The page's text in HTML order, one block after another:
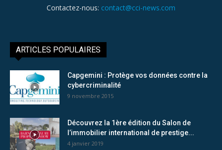
Contactez-nous: contact@cci-news.com
ARTICLES POPULAIRES
Capgemini : Protège vos données contre la
cybercriminalité
9 novembre 2015
Découvrez la 1ère édition du Salon de
l’immobilier international de prestige...
4 janvier 2019